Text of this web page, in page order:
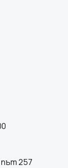
257